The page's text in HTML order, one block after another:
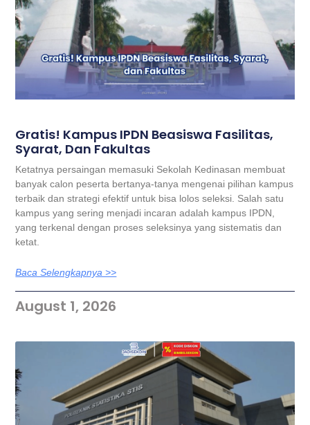
Gratis! Kampus IPDN Beasiswa Fasilitas,
Syarat, Dan Fakultas
Ketatnya persaingan memasuki Sekolah Kedinasan membuat
banyak calon peserta bertanya-tanya mengenai pilihan kampus
terbaik dan strategi efektif untuk bisa lolos seleksi. Salah satu
kampus yang sering menjadi incaran adalah kampus IPDN,
yang terkenal dengan proses seleksinya yang sistematis dan
ketat.
Baca Selengkapnya >>
August 1, 2026